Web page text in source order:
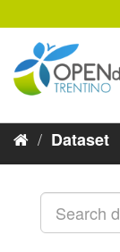
al
contenuto
Dataset